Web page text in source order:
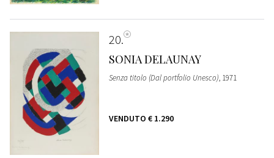
20
SONIA DELAUNAY
Senza titolo (Dal portfolio Unesco), 1971
VENDUTO € 1.290